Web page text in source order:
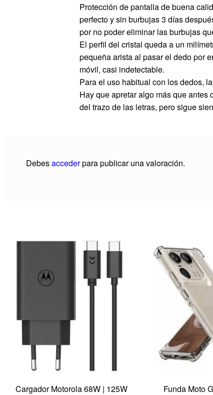
Protección de pantalla de buena
perfecto y sin burbujas 3 días
por no poder eliminar las burbujas
El perfil del cristal queda a un
pequeña arista al pasar el dedo por
móvil, casi indetectable.
Para el uso habitual con los dedos,
Hay que apretar algo más que
del trazo de las letras, pero sigue
Debesaccederpara publicar una valoración.
Cargador Motorola 68W | 125W Funda Moto